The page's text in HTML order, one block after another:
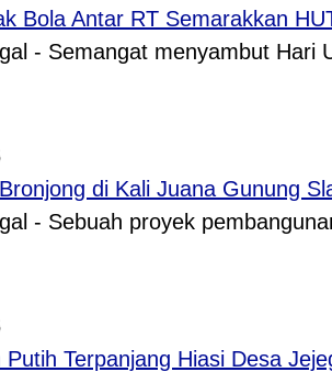
Bola Antar RT Semarakkan
- Semangat menyambut Hari
di Kali Juana Gunung
- Sebuah proyek
Terpanjang Hiasi Desa